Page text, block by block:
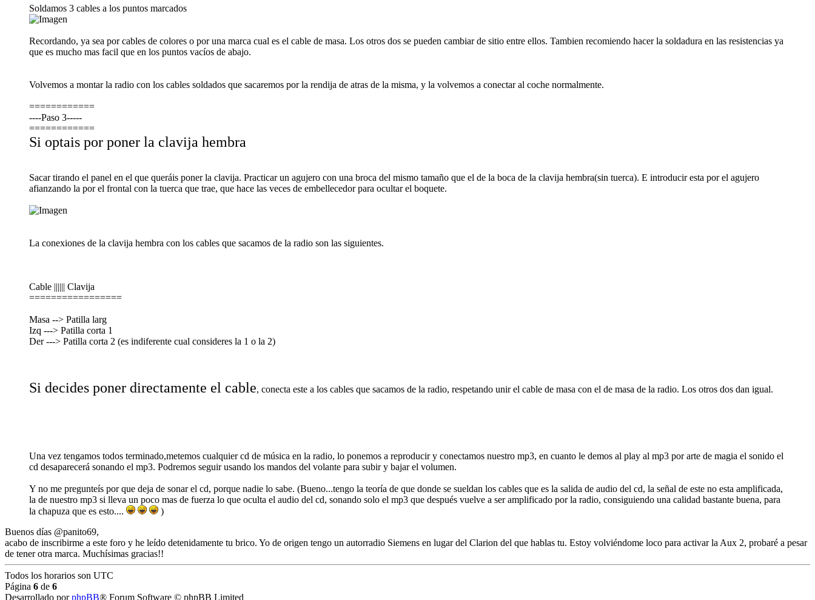
Soldamos 3 cables a los puntos marcados
Recordando, ya sea por cables de colores o por una marca cual es el cable de masa. Los otros dos se pueden cambiar de sitio entre ellos. Tambien recomiendo hacer la soldadura en las resistencias ya
que es mucho mas facil que en los puntos vacíos de abajo.
Volvemos a montar la radio con los cables soldados que sacaremos por la rendija de atras de la misma, y la volvemos a conectar al coche normalmente.
============
----Paso 3-----
============
Si optais por poner la clavija hembra
Sacar tirando el panel en el que queráis poner la clavija. Practicar un agujero con una broca del mismo tamaño que el de la boca de la clavija hembra(sin tuerca). E introducir esta por el agujero
afianzando la por el frontal con la tuerca que trae, que hace las veces de embellecedor para ocultar el boquete.
La conexiones de la clavija hembra con los cables que sacamos de la radio son las siguientes.
Cable |||||| Clavija
=================
Masa --> Patilla larg
Izq ---> Patilla corta 1
Der ---> Patilla corta 2 (es indiferente cual consideres la 1 o la 2)
Si decides poner directamente el cable, conecta este a los cables que sacamos de la radio, respetando unir el cable de masa con el de masa de la radio. Los otros dos dan igual.
Una vez tengamos todos terminado,metemos cualquier cd de música en la radio, lo ponemos a reproducir y conectamos nuestro mp3, en cuanto le demos al play al mp3 por arte de magia el sonido el
cd desaparecerá sonando el mp3. Podremos seguir usando los mandos del volante para subir y bajar el volumen.
Y no me pregunteís por que deja de sonar el cd, porque nadie lo sabe. (Bueno...tengo la teoría de que donde se sueldan los cables que es la salida de audio del cd, la señal de este no esta amplificada,
la de nuestro mp3 si lleva un poco mas de fuerza lo que oculta el audio del cd, sonando solo el mp3 que después vuelve a ser amplificado por la radio, consiguiendo una calidad bastante buena, para
la chapuza que es esto....
)
Buenos días @panito69,
acabo de inscribirme a este foro y he leído detenidamente tu brico. Yo de origen tengo un autorradio Siemens en lugar del Clarion del que hablas tu. Estoy volviéndome loco para activar la Aux 2, probaré a pesar
de tener otra marca. Muchísimas gracias!!
Todos los horarios son UTC
Página 6 de 6
Desarrollado porphpBB® Forum Software © phpBB Limited